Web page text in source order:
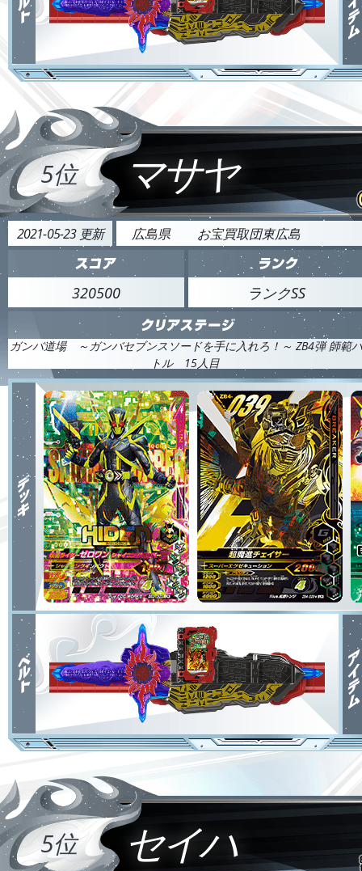
5位 マサヤ
2021-05-23 更新 広島県 お宝買取団東広島
320500 ランクSS
ガンバ道場 ～ガンバセブンスソードを手に入れろ！～ ZB4弾 師範バ
トル 15人目
5位 セイハ